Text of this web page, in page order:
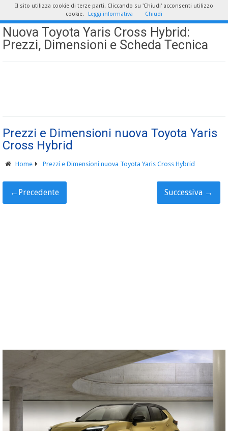
Nuova Toyota Yaris Cross Hybrid:
Prezzi, Dimensioni e Scheda Tecnica
Prezzi e Dimensioni nuova Toyota Yaris
Cross Hybrid
Home Prezzi e Dimensioni nuova Toyota Yaris Cross Hybrid
← Precedente Successiva →
Il sito utilizza cookie di terze parti. Cliccando su 'Chiudi' acconsenti utilizzo
cookie.
Leggi informativa Chiudi